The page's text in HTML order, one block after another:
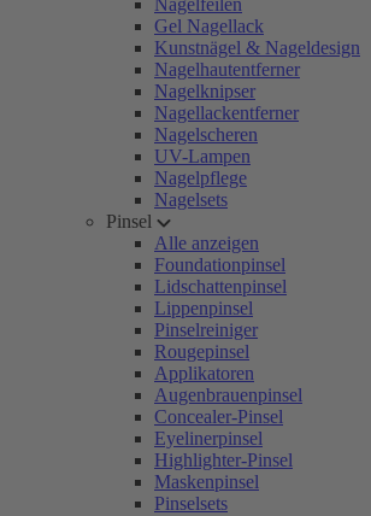
Nagelfeilen
Gel Nagellack
Kunstnägel & Nageldesign
Nagelhautentferner
Nagelknipser
Nagellackentferner
Nagelscheren
UV-Lampen
Nagelpflege
Nagelsets
Pinsel
Alle anzeigen
Foundationpinsel
Lidschattenpinsel
Lippenpinsel
Pinselreiniger
Rougepinsel
Applikatoren
Augenbrauenpinsel
Concealer-Pinsel
Eyelinerpinsel
Highlighter-Pinsel
Maskenpinsel
Pinselsets